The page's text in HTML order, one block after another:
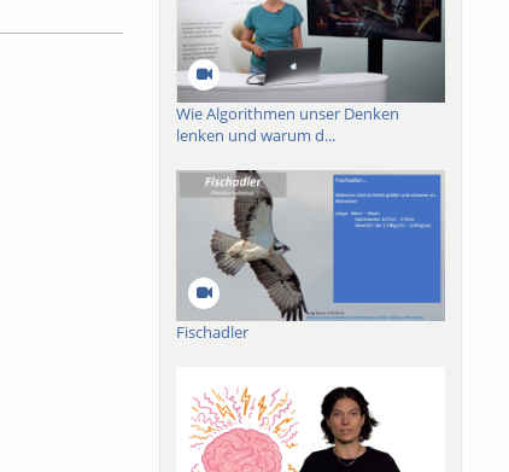
Wie Algorithmen unser Denken
lenken und warum d...
Fischadler